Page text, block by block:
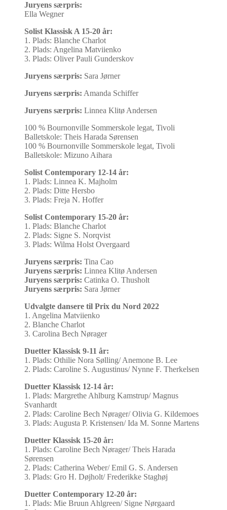
Juryens særpris:
Ella Wegner
Solist Klassisk A 15-20 år:
1. Plads: Blanche Charlot
2. Plads: Angelina Matviienko
3. Plads: Oliver Pauli Gunderskov
Juryens særpris: Sara Jørner
Juryens særpris: Amanda Schiffer
Juryens særpris: Linnea Klitø Andersen
100 % Bournonville Sommerskole legat, Tivoli
Balletskole: Theis Harada Sørensen
100 % Bournonville Sommerskole legat, Tivoli
Balletskole: Mizuno Aihara
Solist Contemporary 12-14 år:
1. Plads: Linnea K. Majholm
2. Plads: Ditte Hersbo
3. Plads: Freja N. Hoffer
Solist Contemporary 15-20 år:
1. Plads: Blanche Charlot
2. Plads: Signe S. Norqvist
3. Plads: Wilma Holst Overgaard
Juryens særpris: Tina Cao
Juryens særpris: Linnea Klitø Andersen
Juryens særpris: Catinka O. Thusholt
Juryens særpris: Sara Jørner
Udvalgte dansere til Prix du Nord 2022
1. Angelina Matviienko
2. Blanche Charlot
3. Carolina Bech Nørager
Duetter Klassisk 9-11 år:
1. Plads: Othilie Nora Sølling/ Anemone B. Lee
2. Plads: Caroline S. Augustinus/ Nynne F. Therkelsen
Duetter Klassisk 12-14 år:
1. Plads: Margrethe Ahlburg Kamstrup/ Magnus
Svanhardt
2. Plads: Caroline Bech Nørager/ Olivia G. Kildemoes
3. Plads: Augusta P. Kristensen/ Ida M. Sonne Martens
Duetter Klassisk 15-20 år:
1. Plads: Caroline Bech Nørager/ Theis Harada
Sørensen
2. Plads: Catherina Weber/ Emil G. S. Andersen
3. Plads: Gro H. Døjholt/ Frederikke Staghøj
Duetter Contemporary 12-20 år:
1. Plads: Mie Bruun Ahlgreen/ Signe Nørgaard